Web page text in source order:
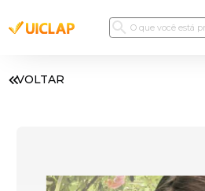
VOLTAR